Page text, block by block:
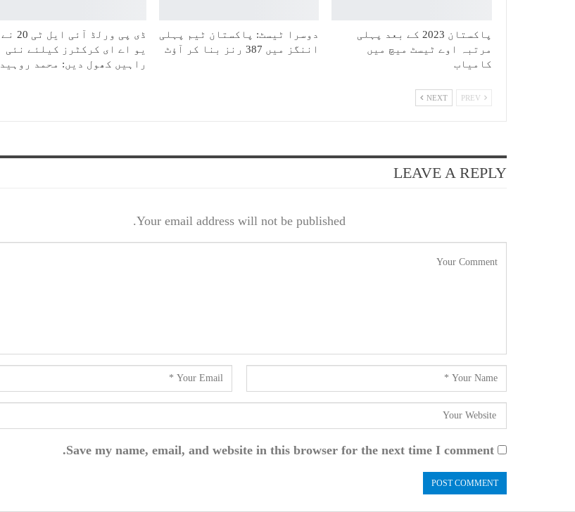
پاکستان 2023 کے بعد پہلی
مرتبہ اوے ٹیسٹ میچ میں
کامیاب
دوسرا ٹیسٹ: پاکستان ٹیم پہلی
اننگز میں 387 رنز بنا کر آؤٹ
ڈی پی ورلڈ آئی ایل ٹی 20 نے
یو اے ای کرکٹرز کیلئے نئی
راہیں کھول دیں: محمد روہید
NEXT
LEAVE A REPLY
Your email address will not be published.
Save my name, email, and website in this browser for the next time I comment.